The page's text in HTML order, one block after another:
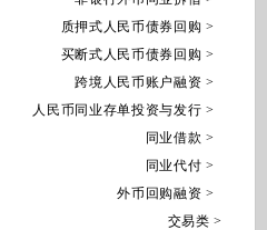
质押式人民币债券回购 >
买断式人民币债券回购 >
跨境人民币账户融资 >
人民币同业存单投资与发行 >
同业借款 >
同业代付 >
外币回购融资 >
交易类 >